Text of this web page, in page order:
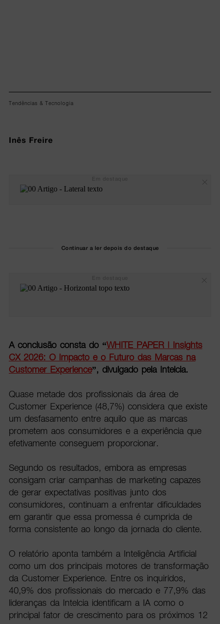
Tendências & Tecnologia
Inês Freire
Continuar a ler depois do destaque
A conclusão consta do “WHITE PAPER | Insights
CX 2026: O Impacto e o Futuro das Marcas na
Customer Experience”, divulgado pela Intelcia.
Quase metade dos profissionais da área de
Customer Experience (48,7%) considera que existe
um desfasamento entre aquilo que as marcas
prometem aos consumidores e a experiência que
efetivamente conseguem proporcionar.
Segundo os resultados, embora as empresas
consigam criar campanhas de marketing capazes
de gerar expectativas positivas junto dos
consumidores, continuam a enfrentar dificuldades
em garantir que essa promessa é cumprida de
forma consistente ao longo da jornada do cliente.
O relatório aponta também a Inteligência Artificial
como um dos principais motores de transformação
da Customer Experience. Entre os inquiridos,
40,9% dos profissionais do mercado e 77,9% das
lideranças da Intelcia identificam a IA como o
principal fator de crescimento para os próximos 12